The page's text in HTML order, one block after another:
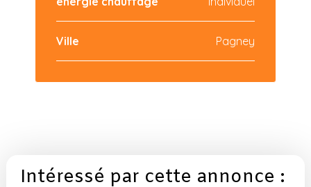
Ville Pagney
Intéressé par cette annonce :